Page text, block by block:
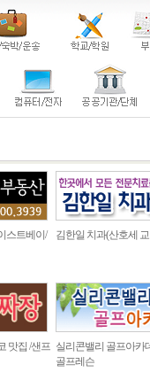
스트베이/
김한일 치과(산호세
맛집 /샌프 실리콘밸리 골프아카
골프레슨